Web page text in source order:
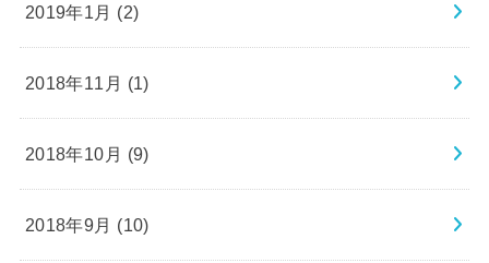
2019年1月 (2)
2018年11月 (1)
2018年10月 (9)
2018年9月 (10)